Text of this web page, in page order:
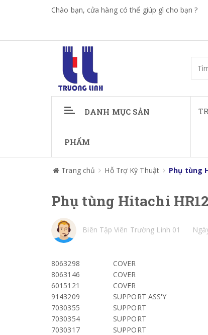
Chào bạn, cửa hàng có thể giúp gì cho bạn ?
DANH MỤC SẢN
PHẨM
Trang chủ Hỗ Trợ Kỹ Thuật Phụ tùng
Phụ tùng Hitachi
Biên Tập Viên Trường Linh 01
8063298
COVER
8063146
COVER
6015121
COVER
9143209
SUPPORT ASS'Y
7030355
SUPPORT
7030354
SUPPORT
7030317
SUPPORT